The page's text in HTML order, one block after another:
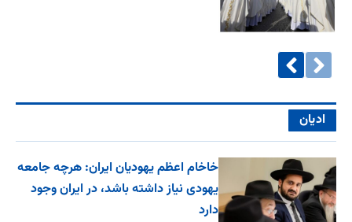
ادیان
خاخام اعظم یهودیان ایران: هرچه جامعه
یهودی نیاز داشته باشد، در ایران وجود
دارد